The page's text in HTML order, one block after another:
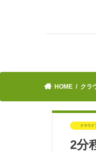
HOME クラ
クラウド
2分